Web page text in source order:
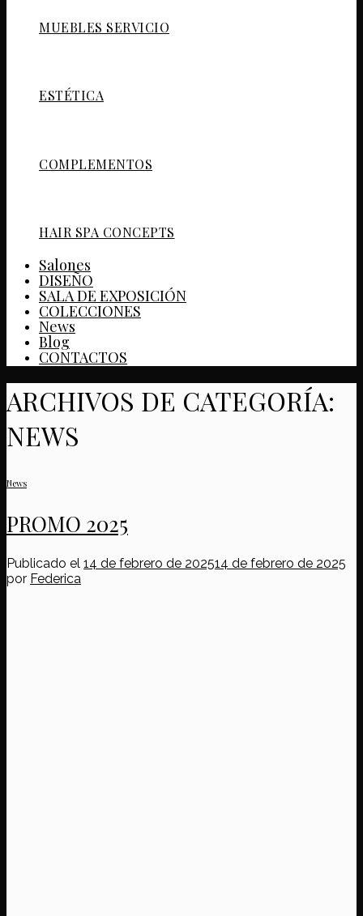
MUEBLES SERVICIO
ESTÉTICA
COMPLEMENTOS
HAIR SPA CONCEPTS
Salones
DISEÑO
SALA DE EXPOSICIÓN
COLECCIONES
News
Blog
CONTACTOS
ARCHIVOS DE CATEGORÍA:
NEWS
News
PROMO 2025
Publicado el 14 de febrero de 202514 de febrero de 2025
por Federica